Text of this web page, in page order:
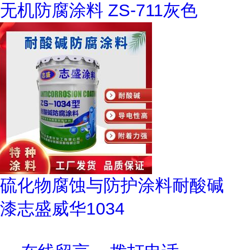
无机防腐涂料 ZS-711灰色
硫化物腐蚀与防护涂料耐酸碱
漆志盛威华1034